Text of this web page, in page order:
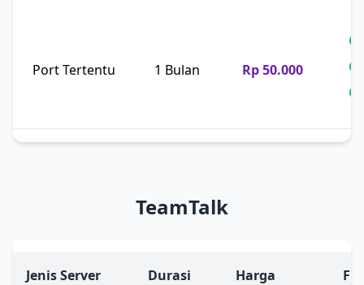
Port Tertentu 1 Bulan Rp 50.000
TeamTalk
Jenis Server Durasi Harga